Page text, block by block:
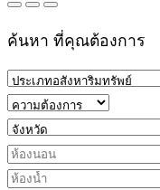
ค้นหา ที่คุณต้องการ